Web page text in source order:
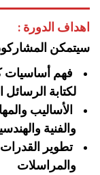
اهداف الدورة :
سيتمكن
فهم أساسيات
لكتابة
الأساليب
والفنية
تطوير
والمراسلات